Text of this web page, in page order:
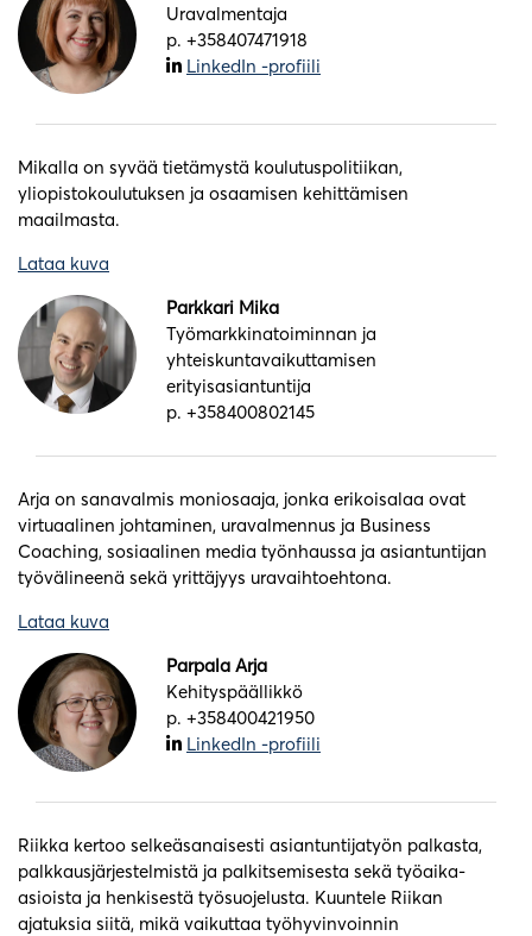
Uravalmentaja
p. +358407471918
LinkedIn -profiili
Mikalla on syvää tietämystä koulutuspolitiikan,
yliopistokoulutuksen ja osaamisen kehittämisen
maailmasta.
Lataa kuva
Parkkari Mika
Työmarkkinatoiminnan ja
yhteiskuntavaikuttamisen
erityisasiantuntija
p. +358400802145
Arja on sanavalmis moniosaaja, jonka erikoisalaa ovat
virtuaalinen johtaminen, uravalmennus ja Business
Coaching, sosiaalinen media työnhaussa ja asiantuntijan
työvälineenä sekä yrittäjyys uravaihtoehtona.
Lataa kuva
Parpala Arja
Kehityspäällikkö
p. +358400421950
LinkedIn -profiili
Riikka kertoo selkeäsanaisesti asiantuntijatyön palkasta,
palkkausjärjestelmistä ja palkitsemisesta sekä työaika-
asioista ja henkisestä työsuojelusta. Kuuntele Riikan
ajatuksia siitä, mikä vaikuttaa työhyvinvoinnin